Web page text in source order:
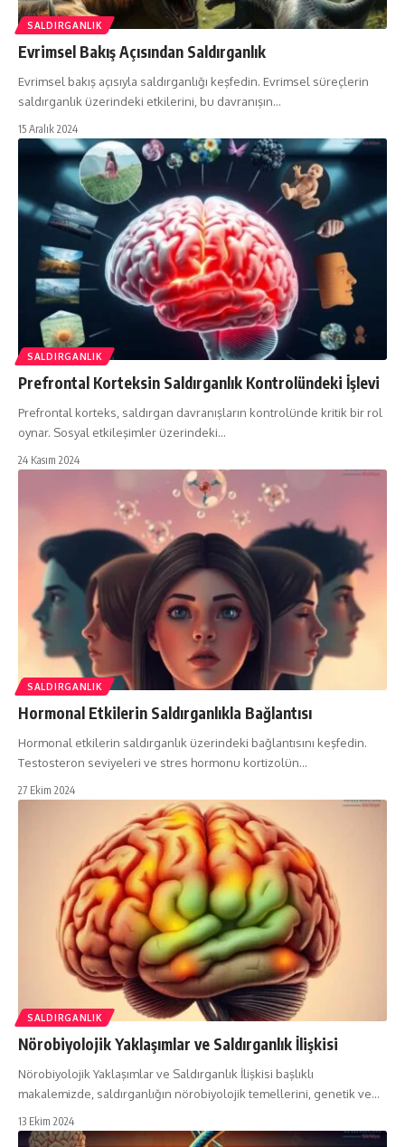
SALDIRGANLIK
Evrimsel Bakış Açısından Saldırganlık
Evrimsel bakış açısıyla saldırganlığı keşfedin. Evrimsel süreçlerin
saldırganlık üzerindeki etkilerini, bu davranışın…
15 Aralık 2024
SALDIRGANLIK
Prefrontal Korteksin Saldırganlık Kontrolündeki İşlevi
Prefrontal korteks, saldırgan davranışların kontrolünde kritik bir rol
oynar. Sosyal etkileşimler üzerindeki…
24 Kasım 2024
SALDIRGANLIK
Hormonal Etkilerin Saldırganlıkla Bağlantısı
Hormonal etkilerin saldırganlık üzerindeki bağlantısını keşfedin.
Testosteron seviyeleri ve stres hormonu kortizolün…
27 Ekim 2024
SALDIRGANLIK
Nörobiyolojik Yaklaşımlar ve Saldırganlık İlişkisi
Nörobiyolojik Yaklaşımlar ve Saldırganlık İlişkisi başlıklı
makalemizde, saldırganlığın nörobiyolojik temellerini, genetik ve…
13 Ekim 2024